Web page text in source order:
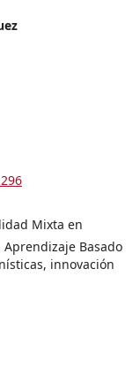
Mixta en
Basado
innovación